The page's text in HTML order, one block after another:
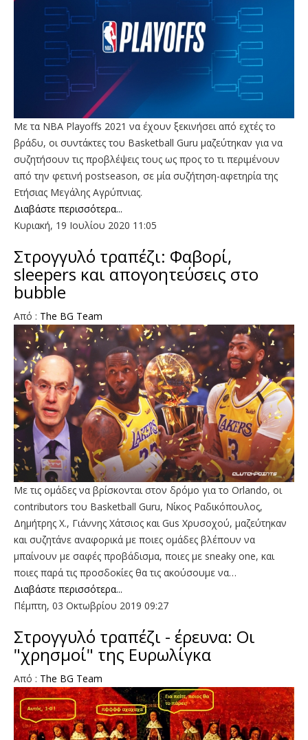
Με τα NBA Playoffs 2021 να έχουν ξεκινήσει από εχτές το
βράδυ, οι συντάκτες του Basketball Guru μαζεύτηκαν για να
συζητήσουν τις προβλέψεις τους ως προς το τι περιμένουν
από την φετινή postseason, σε μία συζήτηση-αφετηρία της
Ετήσιας Μεγάλης Αγρύπνιας.
Διαβάστε περισσότερα...
Κυριακή, 19 Ιουλίου 2020 11:05
Στρογγυλό τραπέζι: Φαβορί,
sleepers και απογοητεύσεις στο
bubble
Aπό : The BG Team
Με τις ομάδες να βρίσκονται στον δρόμο για το Orlando, οι
contributors του Basketball Guru, Νίκος Ραδικόπουλος,
Δημήτρης Χ., Γιάννης Χάτσιος και Gus Χρυσοχού, μαζεύτηκαν
και συζητάνε αναφορικά με ποιες ομάδες βλέπουν να
μπαίνουν με σαφές προβάδισμα, ποιες με sneaky one, και
ποιες παρά τις προσδοκίες θα τις ακούσουμε να…
Διαβάστε περισσότερα...
Πέμπτη, 03 Οκτωβρίου 2019 09:27
Στρογγυλό τραπέζι - έρευνα: Οι
"χρησμοί" της Ευρωλίγκα
Aπό : The BG Team